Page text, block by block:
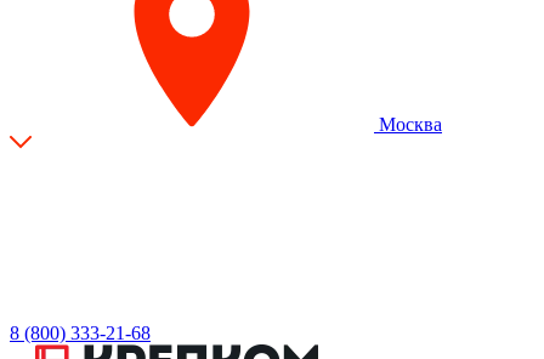
Москва
8 (800) 333-21-68